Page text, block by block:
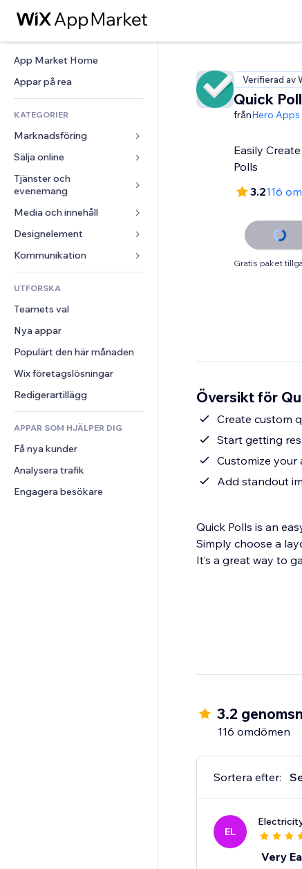
App Market Home
Appar på rea
KATEGORIER
Marknadsföring
Annonser
Mobil
Statistik
Sociala medier
SEO
Interaktioner
Listningar
E-post
Konvertering
Sälja online
Appar för butiker
Frakt och leverans
Sälj-knappar
Onlinekurser
Beställtryck
Redovisning
Kuponger och lojalitet
Lagerlösningar
Dropshipping
Priser och abonnemang
Crowdfunding
Mat och dryck
Tjänster och
evenemang
Hotell
Evenemang
Restauranger
Fastigheter
Bokningar
Media och innehåll
Galleri
Musik
Podcasts
Fotografering
Video
PDF
Fildelning
Nyheter
Designelement
Kartor och navigering
Integritet och säkerhet
Klocka
Sidmallar
Bildeffekter
Knappar och menyer
Banners och märken
Kalkylatorer
Sök
Väder
Diagram och tabeller
Formulär
Undersökningar
Chatt
Kommentarer
Telefon
Community
Omdömen och recensioner
CRM
UTFORSKA
Teamets val
Nya appar
Populärt den här månaden
Wix företagslösningar
Redigerartillägg
APPAR SOM HJÄLPER DIG
Få nya kunder
Analysera trafik
Engagera besökare
Verifierad av
Quick
frånHero Apps
Easily
Polls
3.2116
Gratis paket
Översikt för
Create custom
Start getting
Customize your
Add standout
Quick Polls is an
Simply choose a
It’s a great way to
3.2
116 omdömen
Sortera efter:
EL
Very